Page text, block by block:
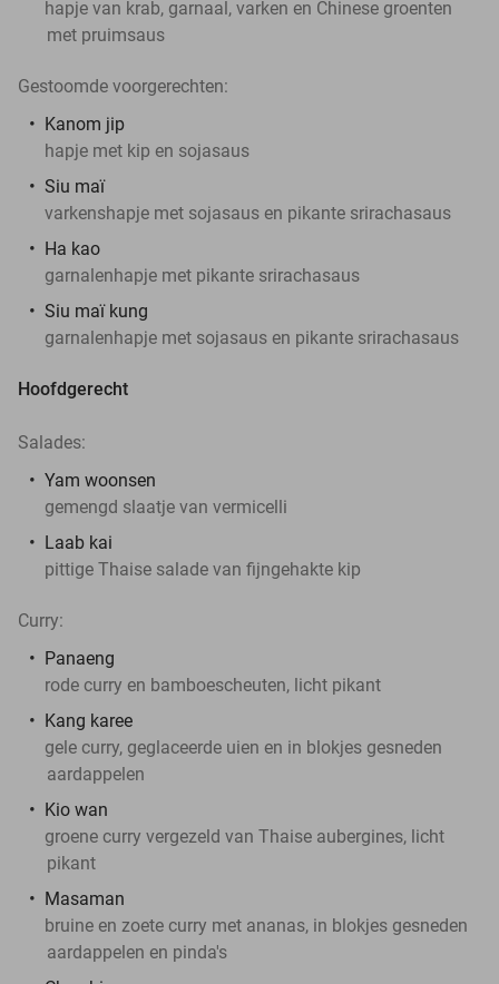
hapje van krab, garnaal, varken en Chinese groenten
met pruimsaus
Gestoomde voorgerechten:
Kanom jip
hapje met kip en sojasaus
Siu maï
varkenshapje met sojasaus en pikante srirachasaus
Ha kao
garnalenhapje met pikante srirachasaus
Siu maï kung
garnalenhapje met sojasaus en pikante srirachasaus
Hoofdgerecht
Salades:
Yam woonsen
gemengd slaatje van vermicelli
Laab kai
pittige Thaise salade van fijngehakte kip
Curry:
Panaeng
rode curry en bamboescheuten, licht pikant
Kang karee
gele curry, geglaceerde uien en in blokjes gesneden
aardappelen
Kio wan
groene curry vergezeld van Thaise aubergines, licht
pikant
Masaman
bruine en zoete curry met ananas, in blokjes gesneden
aardappelen en pinda's